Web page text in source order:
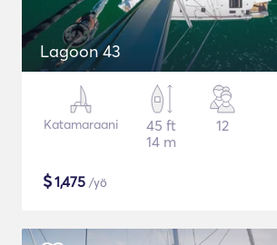
Lagoon 43
Katamaraani
45 ft
14 m
12
$1,475 /yö